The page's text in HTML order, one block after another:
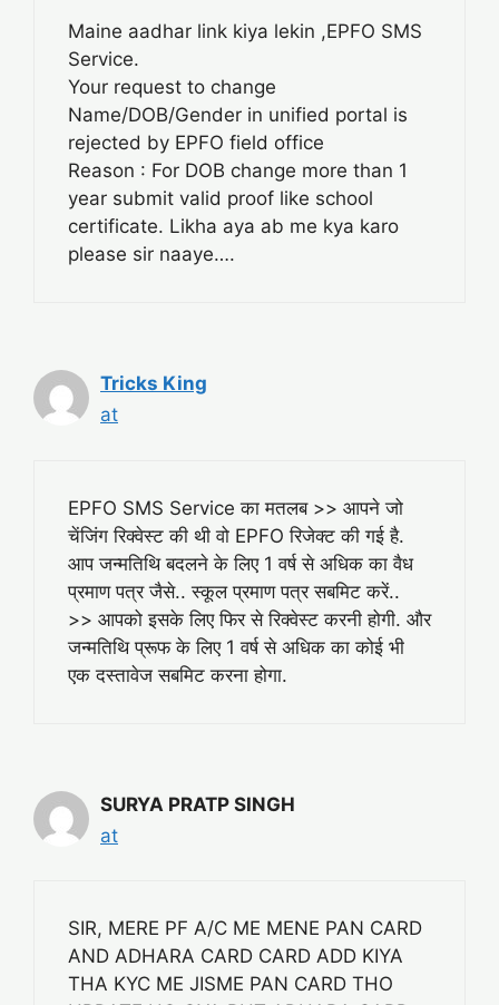
Maine aadhar link kiya lekin ,EPFO SMS
Service.
Your request to change
Name/DOB/Gender in unified portal is
rejected by EPFO field office
Reason : For DOB change more than 1
year submit valid proof like school
certificate. Likha aya ab me kya karo
please sir naaye….
Tricks King
at
EPFO SMS Service का मतलब >> आपने जो
चेंजिंग रिक्वेस्ट की थी वो EPFO रिजेक्ट की गई है.
आप जन्मतिथि बदलने के लिए 1 वर्ष से अधिक का वैध
प्रमाण पत्र जैसे.. स्कूल प्रमाण पत्र सबमिट करें..
>> आपको इसके लिए फिर से रिक्वेस्ट करनी होगी. और
जन्मतिथि प्रूफ के लिए 1 वर्ष से अधिक का कोई भी
एक दस्तावेज सबमिट करना होगा.
SURYA PRATP SINGH
at
SIR, MERE PF A/C ME MENE PAN CARD
AND ADHARA CARD CARD ADD KIYA
THA KYC ME JISME PAN CARD THO